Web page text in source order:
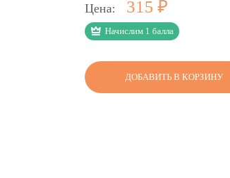
Цена: 315
Начислим 1 балла
ДОБАВИТЬ В КОРЗИНУ